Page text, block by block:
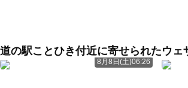
道の駅ことひき付近に寄せられたウェ
8月8日(土)06:26